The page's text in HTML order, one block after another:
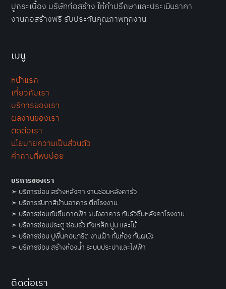
ปูกระเบื้อง บริษัทก่อสร้าง ให้คำปรึกษาและประเมินราคา
งานก่อสร้างฟรี รับประกันคุณภาพทุกงาน
เมนู
หน้าแรก
เกี่ยวกับเรา
บริการของเรา
ผลงานของเรา
ติดต่อเรา
นโยบายความเป็นส่วนตัว
คำถามที่พบบ่อย
บริการของเรา
➣ บริการซ่อม สร้างหลังคา งานซ่อมหลังคารั่ว
➣ บริการรับทาสีบ้านอาคาร ตึกโรงงาน
➣ บริการซ่อมกันซึมดาดฟ้า ผนังอาคาร กันรั่วซึมหลังคาโรงงาน
➣ บริการซ่อมประตู ซ่อมรั้ว ทั้งเหล็ก ปูน และไม้
➣ บริการซ่อม ปูพื้นคอนกรีต งานฝ้า กั้นห้อง กั้นผนัง
➣ บริการซ่อม สร้างห้องน้ำ ระบบประปาและไฟฟ้า
ติดต่อเรา